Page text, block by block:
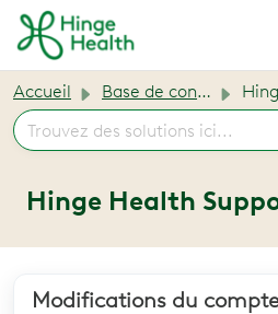
Passer au contenu principal
Accueil Base de connaissances
Hinge Health
Modifications du